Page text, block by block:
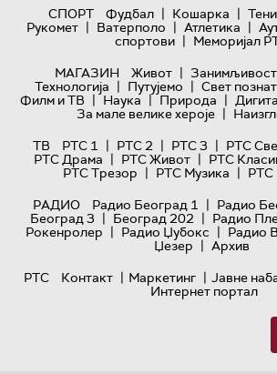
СПОРТ
Фудбал | Кошарка |
Рукомет | Ватерполо | Атлетика |
спортови | Меморијал
МАГАЗИН
Живот |
Технологијa | Путујемо | Свет
Филм и ТВ | Наука | Природа |
За мале велике хероје |
ТВ
РТС 1 | РТС 2 | РТС 3 | РТС
РТС Драма | РТС Живот | РТС
РТС Трезор | РТС Музика | РТС
РАДИО
Радио Београд 1 | Радио
Београд 3 | Београд 202 | Радио
Рокенролер | Радио Џубокс | Радио
Џезер | Архив
РТС
Контакт | Маркетинг | Јавне
Интернет портал